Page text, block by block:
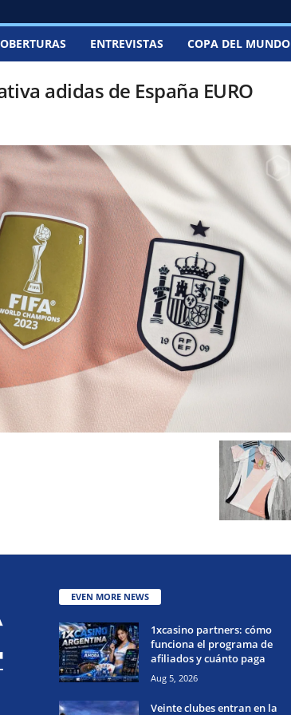
ENTREVISTAS COPA DEL MUNDO
adidas de España EURO
EVEN MORE NEWS
1xcasino partners: cómo
funciona el programa de
afiliados y cuánto paga
Aug 5, 2026
Veinte clubes entran en la